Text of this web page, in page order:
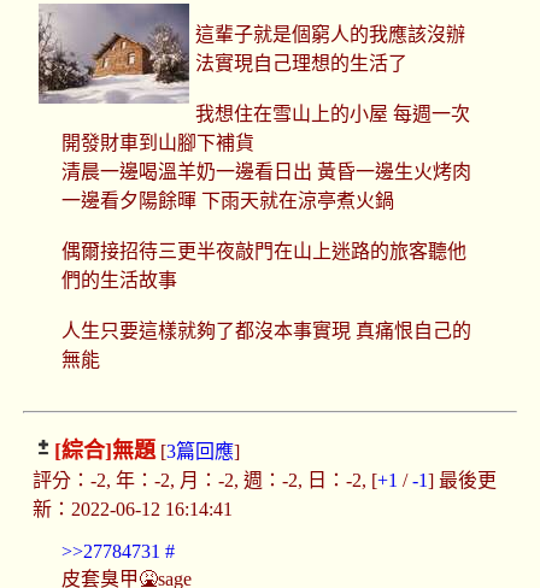
這輩子就是個窮人的我應該沒辦
法實現自己理想的生活了
我想住在雪山上的小屋 每週一次
開發財車到山腳下補貨
清晨一邊喝溫羊奶一邊看日出 黃昏一邊生火烤肉
一邊看夕陽餘暉 下雨天就在涼亭煮火鍋
偶爾接招待三更半夜敲門在山上迷路的旅客聽他
們的生活故事
人生只要這樣就夠了都沒本事實現 真痛恨自己的
無能
[綜合]無題[3篇回應]
評分：-2, 年：-2, 月：-2, 週：-2, 日：-2, [+1 /-1] 最後更
新：2022-06-12 16:14:41
>>27784731 #
皮套臭甲🤮sage